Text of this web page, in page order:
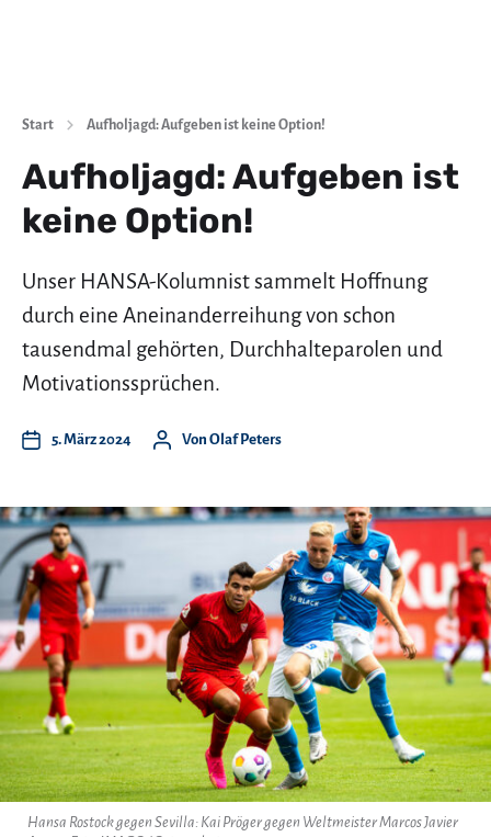
Start Aufholjagd: Aufgeben ist keine Option!
Aufholjagd: Aufgeben ist
keine Option!
Unser HANSA-Kolumnist sammelt Hoffnung
durch eine Aneinanderreihung von schon
tausendmal gehörten, Durchhalteparolen und
Motivationssprüchen.
5. März 2024 Von Olaf Peters
Hansa Rostock gegen Sevilla: Kai Pröger gegen Weltmeister Marcos Javier